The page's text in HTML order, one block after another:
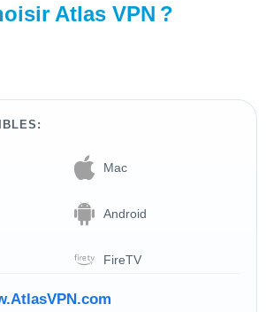
Atlas VPN ?
Mac
Android
FireTV